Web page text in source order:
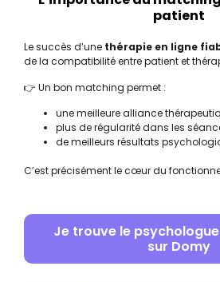
patient
Le succès d’une thérapie en ligne
de la compatibilité entre patient et
👉 Un bon matching permet :
une meilleure alliance
plus de régularité dans les
de meilleurs résultats
C’est précisément le cœur du
Je trouve le
sur Domy